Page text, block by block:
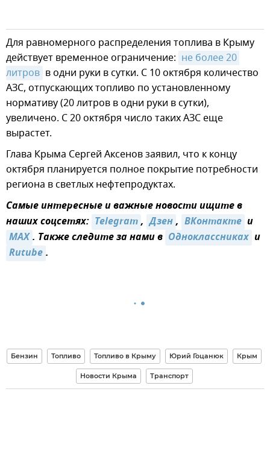
Для равномерного распределения топлива в Крыму
действует временное ограничение: не более 20
литров в одни руки в сутки. С 10 октября количество
АЗС, отпускающих топливо по установленному
нормативу (20 литров в одни руки в сутки),
увеличено. С 20 октября число таких АЗС еще
вырастет.
Глава Крыма Сергей Аксенов заявил, что к концу
октября планируется полное покрытие потребности
региона в светлых нефтепродуктах.
Самые интересные и важные новости ищите в
наших соцсетях: Telegram, Дзен, ВКонтакте и
MAX. Также следите за нами в Одноклассниках и
Rutube.
Бензин Топливо Топливо в Крыму Юрий Гоцанюк Крым
Новости Крыма Транспорт